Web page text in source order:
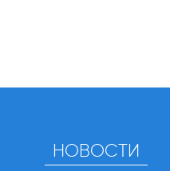
НОВОСТИ